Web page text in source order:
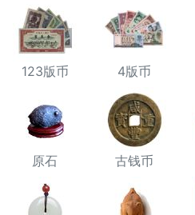
123版币 4版币
原石 古钱币